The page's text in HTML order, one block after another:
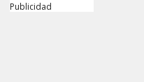
Publicidad